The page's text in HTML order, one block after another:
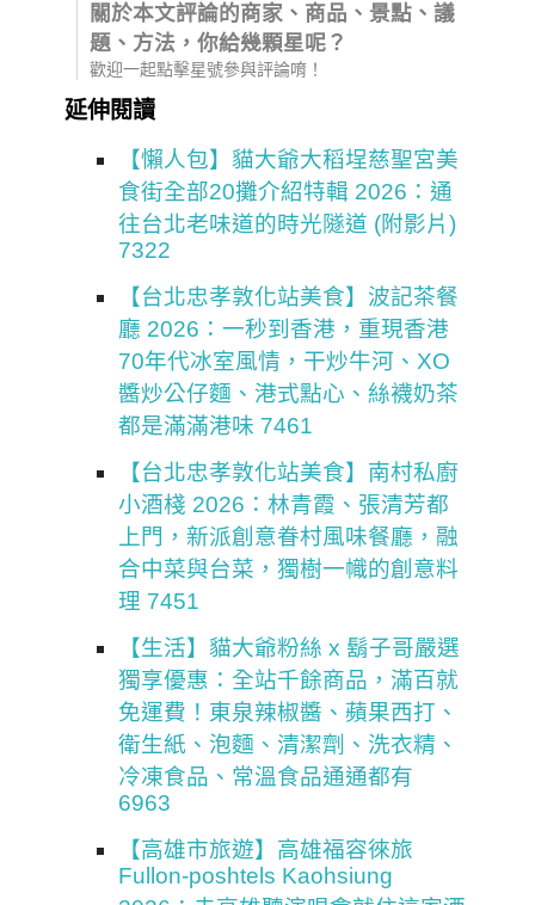
關於本文評論的商家、商品、景點、議
題、方法，你給幾顆星呢？
歡迎一起點擊星號參與評論唷！
延伸閱讀
【懶人包】貓大爺大稻埕慈聖宮美
食街全部20攤介紹特輯 2026：通
往台北老味道的時光隧道 (附影片)
7322
【台北忠孝敦化站美食】波記茶餐
廳 2026：一秒到香港，重現香港
70年代冰室風情，干炒牛河、XO
醬炒公仔麵、港式點心、絲襪奶茶
都是滿滿港味 7461
【台北忠孝敦化站美食】南村私廚
小酒棧 2026：林青霞、張清芳都
上門，新派創意眷村風味餐廳，融
合中菜與台菜，獨樹一幟的創意料
理 7451
【生活】貓大爺粉絲 x 鬍子哥嚴選
獨享優惠：全站千餘商品，滿百就
免運費！東泉辣椒醬、蘋果西打、
衛生紙、泡麵、清潔劑、洗衣精、
冷凍食品、常溫食品通通都有
6963
【高雄市旅遊】高雄福容徠旅
Fullon-poshtels Kaohsiung